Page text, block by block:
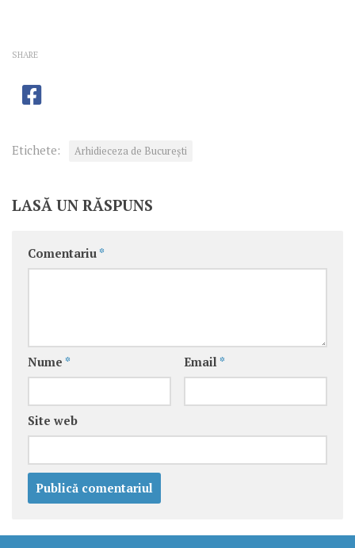
SHARE
Etichete: Arhidieceza de București
LASĂ UN RĂSPUNS
Comentariu *
Nume * Email *
Site web